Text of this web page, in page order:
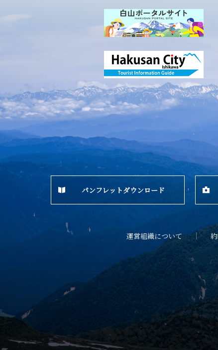
パンフレットダウンロード
運営組織について